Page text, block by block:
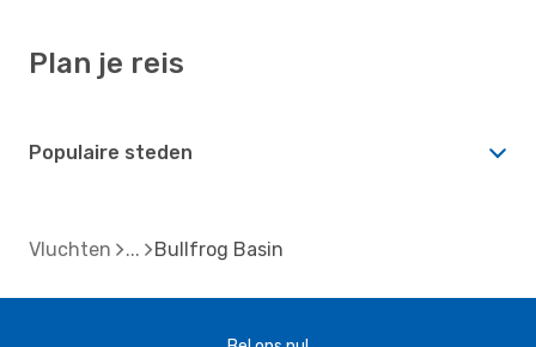
Plan je reis
Populaire steden
Vluchten Bullfrog Basin